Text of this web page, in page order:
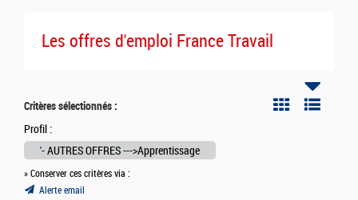
Les offres d'emploi France Travail
Critères sélectionnés :
Profil :
'- AUTRES OFFRES --->Apprentissage
» Conserver ces critères via :
Alerte email